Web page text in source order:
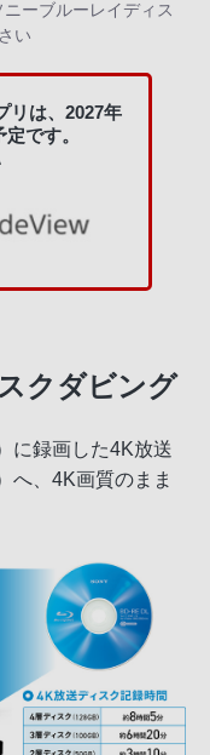
ニーブルーレイディス
い
リは、2027年
です。
クダビング
に録画した4K放送
へ、4K画質のまま